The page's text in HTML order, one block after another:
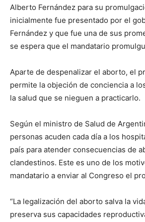
Alberto Fernández para su
inicialmente fue presentado por el
Fernández y que fue una de sus
se espera que el mandatario
Aparte de despenalizar el aborto, el
permite la objeción de conciencia a
la salud que se nieguen a practicarlo.
Según el ministro de Salud de
personas acuden cada día a los
país para atender consecuencias de
clandestinos. Este es uno de los
mandatario a enviar al Congreso el
“La legalización del aborto salva la
preserva sus capacidades